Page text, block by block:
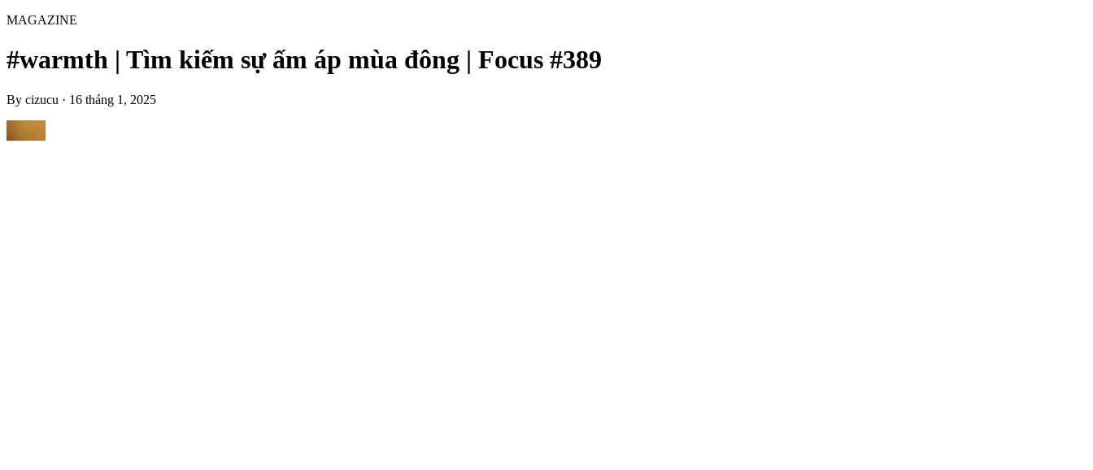
MAGAZINE
#warmth | Tìm kiếm sự ấm áp mùa đông | Focus #389
By cizucu · 16 tháng 1, 2025